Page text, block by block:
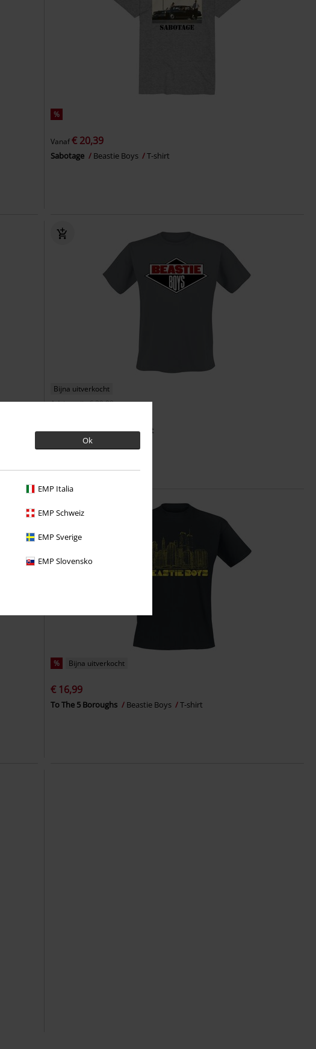
Ok
EMP Italia
EMP Schweiz
EMP Sverige
EMP Slovensko
%
Vanaf€ 20,39
Sabotage Beastie Boys T-shirt
Bijna uitverkocht
Adviesprijs€ 29,99
Logo Beastie Boys T-shirt
% Bijna uitverkocht
€ 16,99
To The 5 Boroughs Beastie Boys T-shirt